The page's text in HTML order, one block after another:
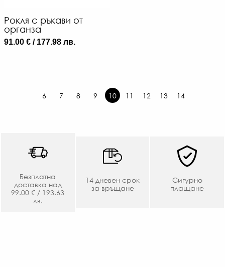
Рокля с ръкави от
органза
91.00 € / 177.98 лв.
6 7 8 9 10 11 12 13 14
Безплатна
доставка над
99.00 € / 193.63
лв.
14 дневен срок
за връщане
Сигурно
плащане